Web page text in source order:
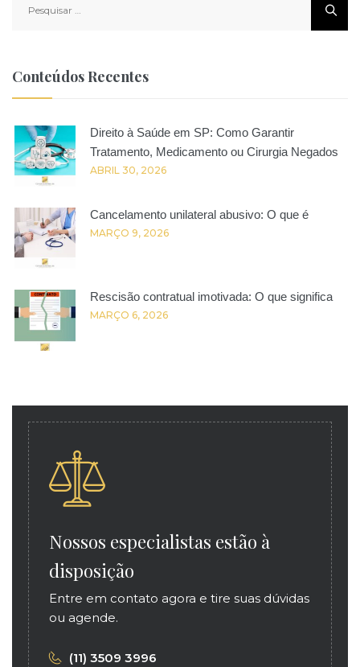
por:
Conteúdos Recentes
Direito à Saúde em SP: Como Garantir
Tratamento, Medicamento ou Cirurgia Negados
ABRIL 30, 2026
Cancelamento unilateral abusivo: O que é
MARÇO 9, 2026
Rescisão contratual imotivada: O que significa
MARÇO 6, 2026
Nossos especialistas estão à
disposição
Entre em contato agora e tire suas dúvidas
ou agende.
(11) 3509 3996